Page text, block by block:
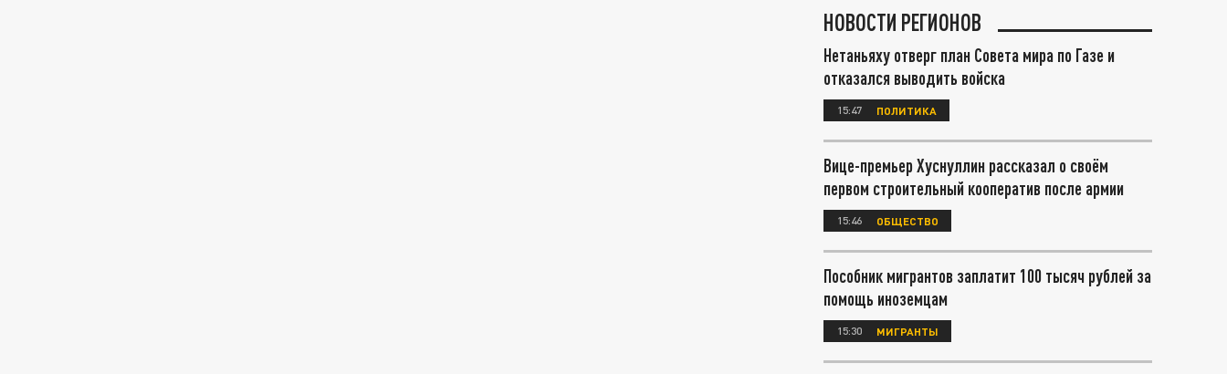
НОВОСТИ РЕГИОНОВ
Нетаньяху отверг план Совета мира по Газе и
отказался выводить войска
15:47 ПОЛИТИКА
Вице-премьер Хуснуллин рассказал о своём
первом строительный кооператив после армии
15:46 ОБЩЕСТВО
Пособник мигрантов заплатит 100 тысяч рублей за
помощь иноземцам
15:30 МИГРАНТЫ